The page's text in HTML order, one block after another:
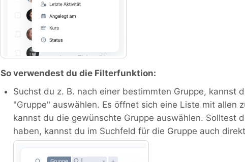
So verwendest du die Filterfunktion:
Suchst du z. B. nach einer bestimmten Gruppe, kannst
"Gruppe" auswählen. Es öffnet sich eine Liste mit allen
kannst du die gewünschte Gruppe auswählen. Solltest
haben, kannst du im Suchfeld für die Gruppe auch